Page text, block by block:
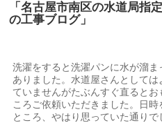
「名古屋市南区の水道局
の工事ブログ」
洗濯をすると洗濯パンに水が溜
ありました。水道屋さんとして
ていませんがたぶんすぐ直ると
ころご依頼いただきました。日
ところ、やはり思っていた通り